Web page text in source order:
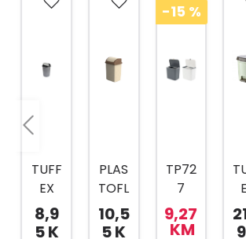
TUFF
EX
KANT
A ZA
8,9
5 K
PLAS
TOFL
EX
KANT
10,5
5 K
-15%
TP72
7
KANT
A ZA
9,27
KM